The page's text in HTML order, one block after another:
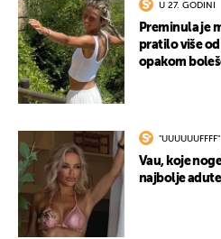
U 27. GODINI
Preminula je
pratilo više
opakom
"UUUUUUFFFF"
Vau, koje
najbolje